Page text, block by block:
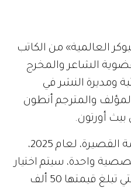
العالمية» من الكاتب
الشاعر والمخرج
ومديرة النشر في
والمترجم أنطون
بيث أورتون.
واختارت لجنة التحكيم للقائمة القصيرة، لعام 2025،
واحدة، سيتم اختيار
واحدة منها للفوز بالجائزة، التي تبلغ قيمتها 50 ألف